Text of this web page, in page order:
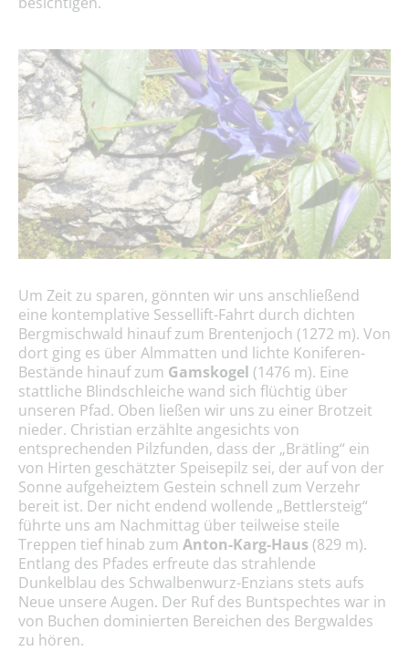
Um Zeit zu sparen, gönnten wir uns anschließend
eine kontemplative Sessellift-Fahrt durch dichten
Bergmischwald hinauf zum Brentenjoch (1272 m). Von
dort ging es über Almmatten und lichte Koniferen-
Bestände hinauf zum Gamskogel (1476 m). Eine
stattliche Blindschleiche wand sich flüchtig über
unseren Pfad. Oben ließen wir uns zu einer Brotzeit
nieder. Christian erzählte angesichts von
entsprechenden Pilzfunden, dass der „Brätling“ ein
von Hirten geschätzter Speisepilz sei, der auf von der
Sonne aufgeheiztem Gestein schnell zum Verzehr
bereit ist. Der nicht endend wollende „Bettlersteig“
führte uns am Nachmittag über teilweise steile
Treppen tief hinab zum Anton-Karg-Haus (829 m).
Entlang des Pfades erfreute das strahlende
Dunkelblau des Schwalbenwurz-Enzians stets aufs
Neue unsere Augen. Der Ruf des Buntspechtes war in
von Buchen dominierten Bereichen des Bergwaldes
zu hören.